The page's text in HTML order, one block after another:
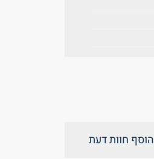
הוסף חוות דעת